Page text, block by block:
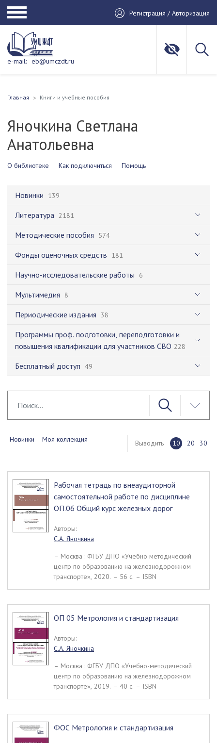
Регистрация / Авторизация
e-mail: eb@umczdt.ru
Главная Книги и учебные пособия
Яночкина Светлана
Анатольевна
О библиотеке Как подключиться Помощь
Новинки 139
Литература 2181
Методические пособия 574
Фонды оценочных средств 181
Научно-исследовательские работы 6
Мультимедия 8
Периодические издания 38
Программы проф. подготовки, переподготовки и
повышения квалификации для участников СВО 228
Бесплатный доступ 49
Новинки Моя коллекция Выводить 10 20 30
Рабочая тетрадь по внеаудиторной
самостоятельной работе по дисциплине
ОП.06 Общий курс железных дорог
Авторы:
С.А. Яночкина
– Москва : ФГБУ ДПО «Учебно методический
центр по образованию на железнодорожном
транспорте», 2020. – 56 c. – ISBN
ОП 05 Метрология и стандартизация
Авторы:
С.А. Яночкина
– Москва : ФГБУ ДПО «Учебно-методический
центр по образованию на железнодорожном
транспорте», 2019. – 40 c. – ISBN
ФОС Метрология и стандартизация